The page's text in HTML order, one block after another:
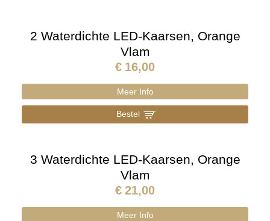
2 Waterdichte LED-Kaarsen, Orange
Vlam
€ 16,00
Meer Info
Bestel ]
3 Waterdichte LED-Kaarsen, Orange
Vlam
€ 21,00
Meer Info